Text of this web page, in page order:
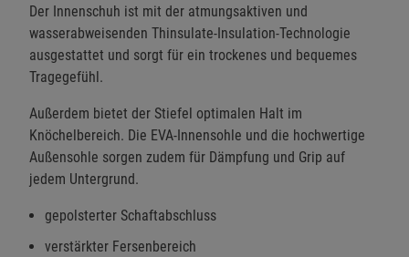
Der Innenschuh ist mit der atmungsaktiven und
wasserabweisenden Thinsulate-Insulation-Technologie
ausgestattet und sorgt für ein trockenes und bequemes
Tragegefühl.
Außerdem bietet der Stiefel optimalen Halt im
Knöchelbereich. Die EVA-Innensohle und die hochwertige
Außensohle sorgen zudem für Dämpfung und Grip auf
jedem Untergrund.
gepolsterter Schaftabschluss
verstärkter Fersenbereich